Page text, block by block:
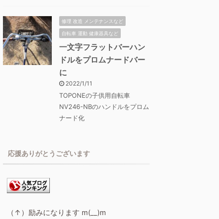
修理 改造 メンテナンスなど
自転車 運動 健康器具など
一文字フラットバーハン
ドルをプロムナードバー
に
2022/1/11
TOPONEの子供用自転車
NV246-NBのハンドルをプロム
ナード化
応援ありがとうございます
（↑）励みになります m(__)m